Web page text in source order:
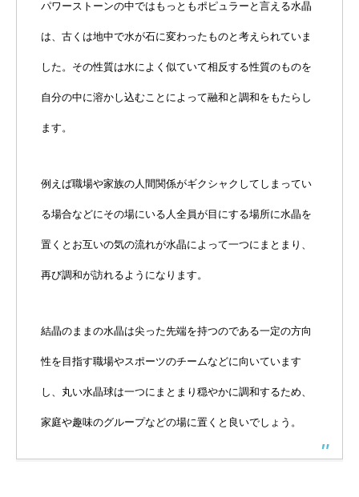
パワーストーンの中ではもっともポピュラーと言える水晶
は、古くは地中で水が石に変わったものと考えられていま
した。その性質は水によく似ていて相反する性質のものを
自分の中に溶かし込むことによって融和と調和をもたらし
ます。
例えば職場や家族の人間関係がギクシャクしてしまってい
る場合などにその場にいる人全員が目にする場所に水晶を
置くとお互いの気の流れが水晶によって一つにまとまり、
再び調和が訪れるようになります。
結晶のままの水晶は尖った先端を持つのである一定の方向
性を目指す職場やスポーツのチームなどに向いています
し、丸い水晶球は一つにまとまり穏やかに調和するため、
家庭や趣味のグループなどの場に置くと良いでしょう。